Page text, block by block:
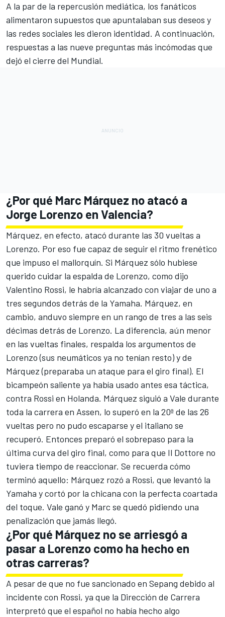
A la par de la repercusión mediática, los fanáticos
alimentaron supuestos que apuntalaban sus deseos y
las redes sociales les dieron identidad. A continuación,
respuestas a las nueve preguntas más incómodas que
dejó el cierre del Mundial.
¿Por qué Marc Márquez no atacó a
Jorge Lorenzo en Valencia?
Márquez, en efecto, atacó durante las 30 vueltas a
Lorenzo. Por eso fue capaz de seguir el ritmo frenético
que impuso el mallorquín. Si Márquez sólo hubiese
querido cuidar la espalda de Lorenzo, como dijo
Valentino Rossi, le habría alcanzado con viajar de uno a
tres segundos detrás de la Yamaha. Márquez, en
cambio, anduvo siempre en un rango de tres a las seis
décimas detrás de Lorenzo. La diferencia, aún menor
en las vueltas finales, respalda los argumentos de
Lorenzo (sus neumáticos ya no tenían resto) y de
Márquez (preparaba un ataque para el giro final). El
bicampeón saliente ya había usado antes esa táctica,
contra Rossi en Holanda. Márquez siguió a Vale durante
toda la carrera en Assen, lo superó en la 20ª de las 26
vueltas pero no pudo escaparse y el italiano se
recuperó. Entonces preparó el sobrepaso para la
última curva del giro final, como para que Il Dottore no
tuviera tiempo de reaccionar. Se recuerda cómo
terminó aquello: Márquez rozó a Rossi, que levantó la
Yamaha y cortó por la chicana con la perfecta coartada
del toque. Vale ganó y Marc se quedó pidiendo una
penalización que jamás llegó.
¿Por qué Márquez no se arriesgó a
pasar a Lorenzo como ha hecho en
otras carreras?
A pesar de que no fue sancionado en Sepang debido al
incidente con Rossi, ya que la Dirección de Carrera
interpretó que el español no había hecho algo